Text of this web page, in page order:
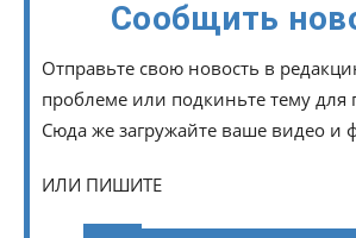
Сообщить
Отправьте свою новость в
проблеме или подкиньте тему для
Сюда же загружайте ваше видео и
ИЛИ ПИШИТЕ